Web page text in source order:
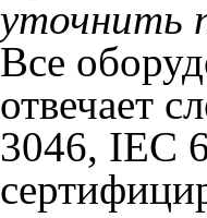
уточнить
Все
отвечает
3046, IEC